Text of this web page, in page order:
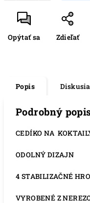
Opýtať sa Zdieľať
Popis Diskusia
Podrobný
CEDÍKO NA
ODOLNÝ DIZAJN
4 STABILIZAČNÉ
VYROBENÉ Z